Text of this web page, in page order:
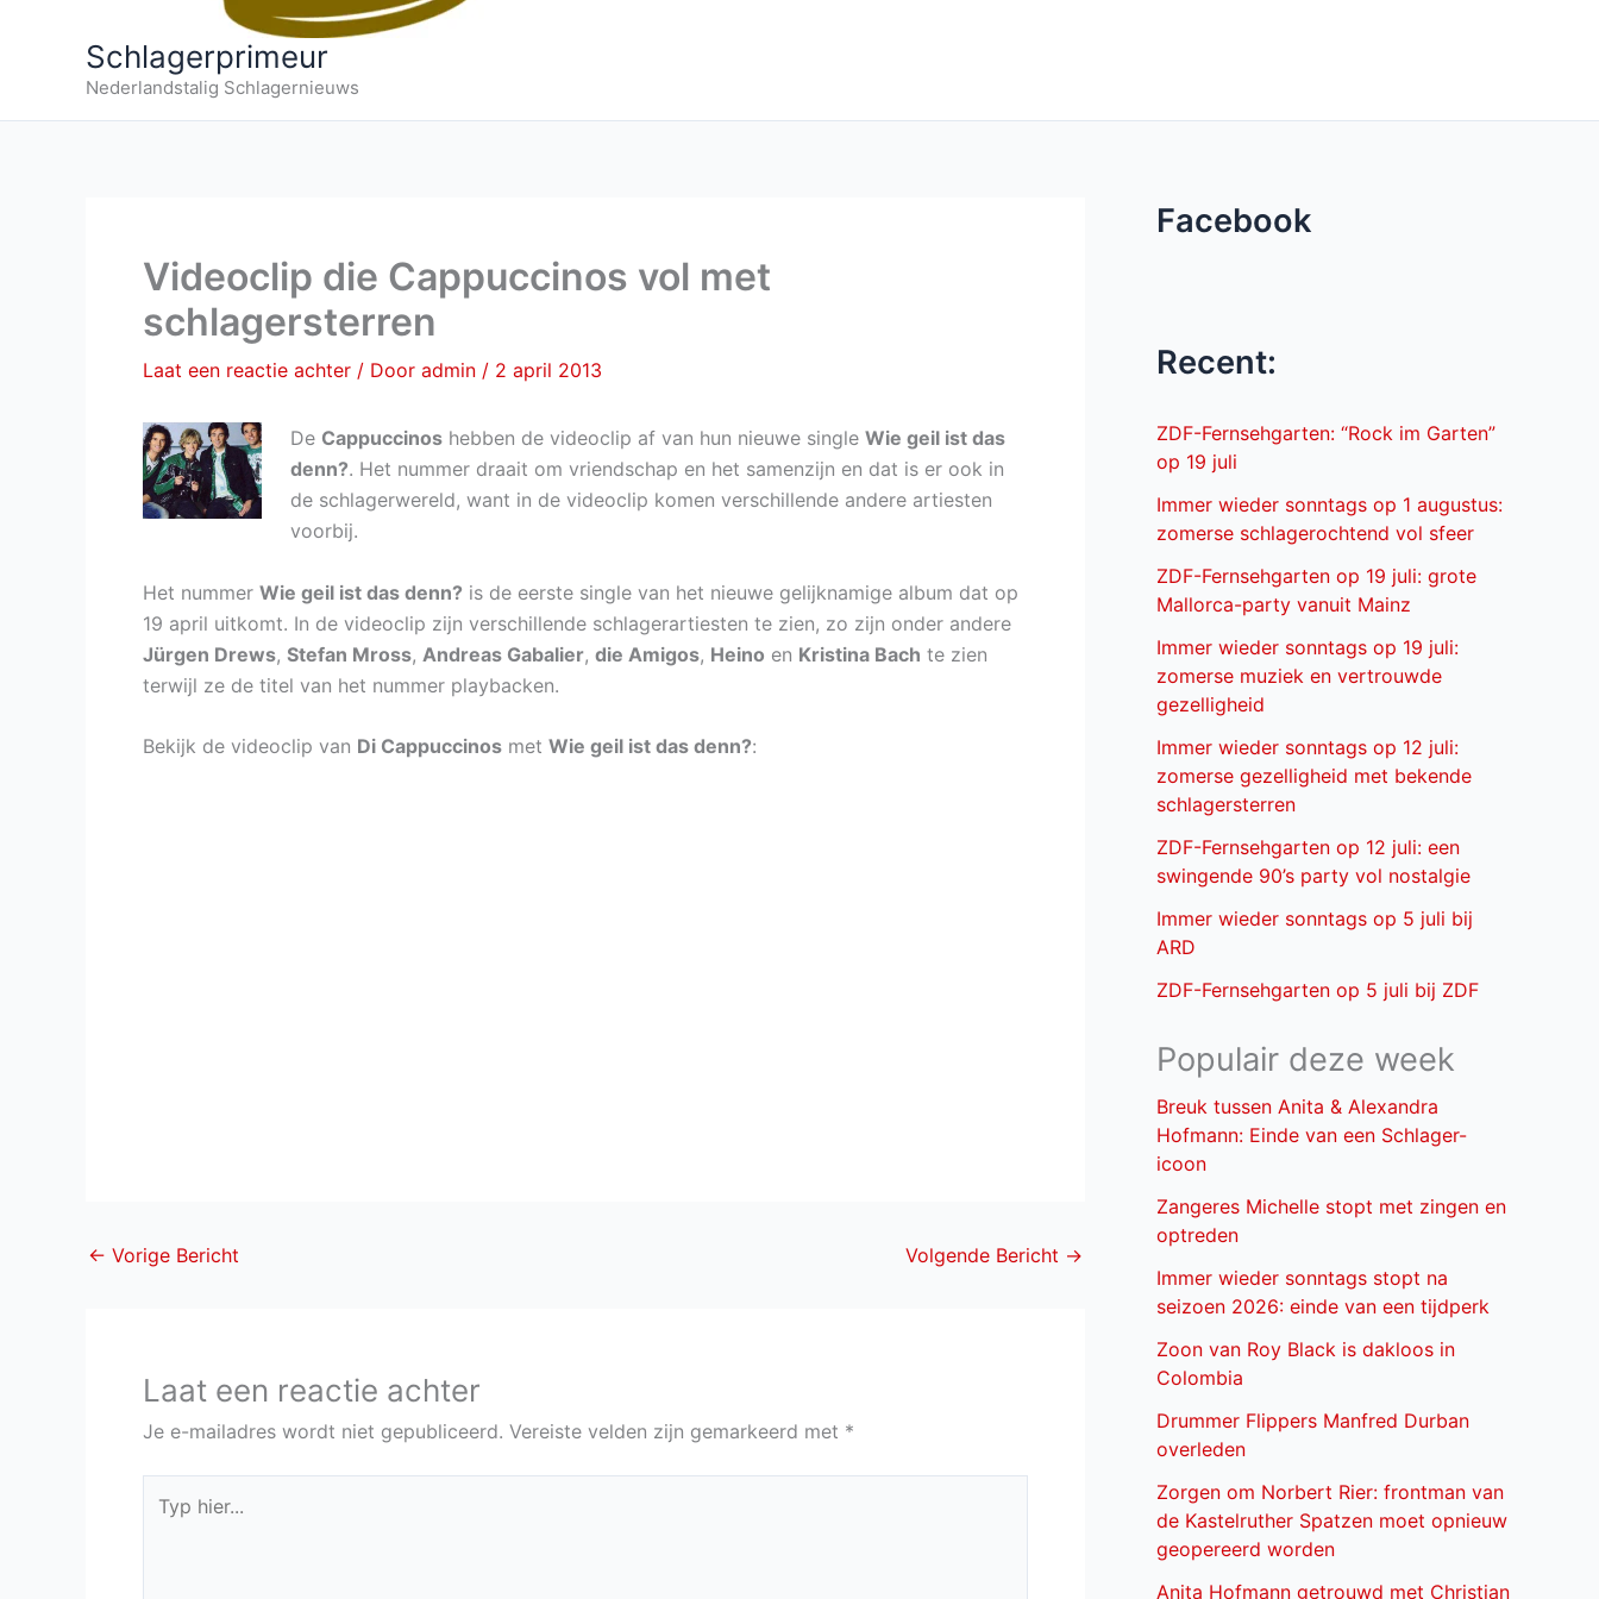
Schlagerprimeur
Nederlandstalig Schlagernieuws
Videoclip die Cappuccinos vol met
schlagersterren
Laat een reactie achter / Door admin / 2 april 2013
De Cappuccinos hebben de videoclip af van hun nieuwe single Wie geil ist das
denn?. Het nummer draait om vriendschap en het samenzijn en dat is er ook in
de schlagerwereld, want in de videoclip komen verschillende andere artiesten
voorbij.
Het nummer Wie geil ist das denn? is de eerste single van het nieuwe gelijknamige album dat op
19 april uitkomt. In de videoclip zijn verschillende schlagerartiesten te zien, zo zijn onder andere
Jürgen Drews, Stefan Mross, Andreas Gabalier, die Amigos, Heino en Kristina Bach te zien
terwijl ze de titel van het nummer playbacken.
Bekijk de videoclip van Di Cappuccinos met Wie geil ist das denn?:
← Vorige Bericht Volgende Bericht →
Laat een reactie achter
Je e-mailadres wordt niet gepubliceerd. Vereiste velden zijn gemarkeerd met *
hier...
Facebook
Recent:
ZDF-Fernsehgarten: “Rock im Garten”
op 19 juli
Immer wieder sonntags op 1 augustus:
zomerse schlagerochtend vol sfeer
ZDF-Fernsehgarten op 19 juli: grote
Mallorca-party vanuit Mainz
Immer wieder sonntags op 19 juli:
zomerse muziek en vertrouwde
gezelligheid
Immer wieder sonntags op 12 juli:
zomerse gezelligheid met bekende
schlagersterren
ZDF-Fernsehgarten op 12 juli: een
swingende 90’s party vol nostalgie
Immer wieder sonntags op 5 juli bij
ARD
ZDF-Fernsehgarten op 5 juli bij ZDF
Populair deze week
Breuk tussen Anita & Alexandra
Hofmann: Einde van een Schlager-
icoon
Zangeres Michelle stopt met zingen en
optreden
Immer wieder sonntags stopt na
seizoen 2026: einde van een tijdperk
Zoon van Roy Black is dakloos in
Colombia
Drummer Flippers Manfred Durban
overleden
Zorgen om Norbert Rier: frontman van
de Kastelruther Spatzen moet opnieuw
geopereerd worden
Anita Hofmann getrouwd met Christian